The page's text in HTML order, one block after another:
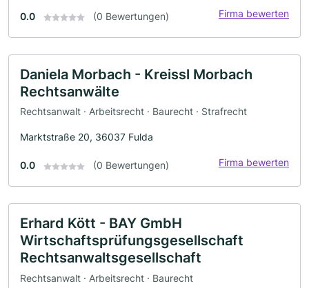
0.0 (0 Bewertungen) Firma bewerten
Daniela Morbach - Kreissl Morbach
Rechtsanwälte
Rechtsanwalt · Arbeitsrecht · Baurecht · Strafrecht
Marktstraße 20, 36037 Fulda
0.0 (0 Bewertungen) Firma bewerten
Erhard Kött - BAY GmbH
Wirtschaftsprüfungsgesellschaft
Rechtsanwaltsgesellschaft
Rechtsanwalt · Arbeitsrecht · Baurecht